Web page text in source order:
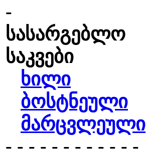
-
სასარგებლო
საკვები
ხილი
ბოსტნეული
მარცვლეული
- - - - - - - - - - - -